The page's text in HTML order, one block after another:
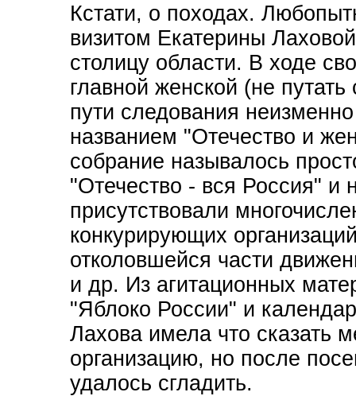
Кстати, о походах.
визитом Екатерины
столицу области. В ходе
главной женской (не
пути следования
названием "Отечество и
собрание называлось
"Отечество - вся Россия"
присутствовали
конкурирующих
отколовшейся части
и др. Из агитационных
"Яблоко России" и
Лахова имела что сказать
организацию, но после
удалось сгладить.